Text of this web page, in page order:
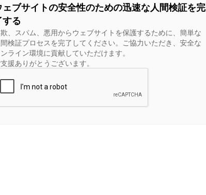
ェブサイトの安全性のための迅速な人間検証を完
する
、スパム、悪用からウェブサイトを保護するために、簡単な
検証プロセスを完了してください。ご協力いただき、安全な
ライン環境に貢献していただけます。
援ありがとうございます。